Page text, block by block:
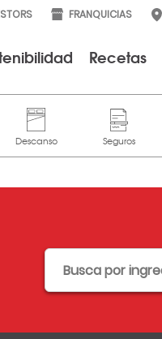
FRANQUICIAS
Recetas